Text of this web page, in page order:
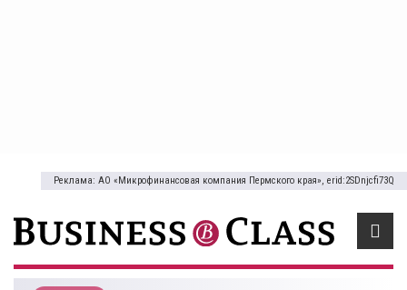
Реклама: АО «Микрофинансовая компания Пермского края», erid:2SDnjcfi73Q